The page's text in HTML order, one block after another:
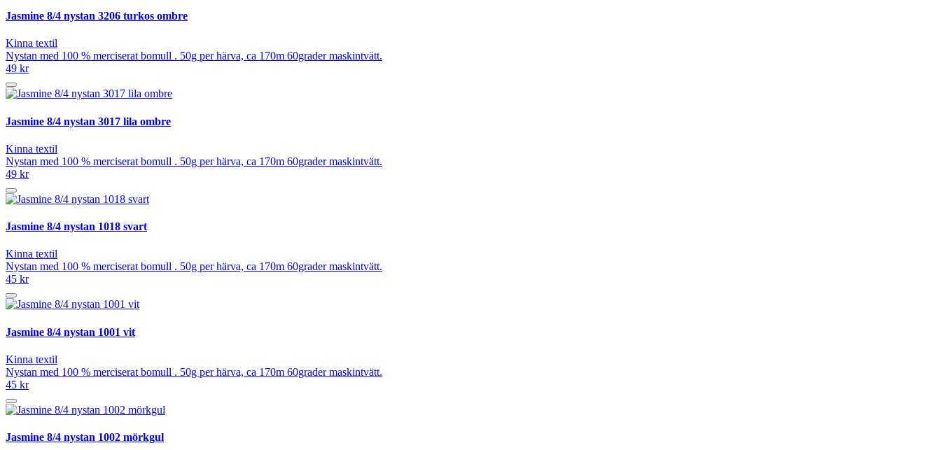
Jasmine 8/4 nystan 3206 turkos ombre
Kinna textil
Nystan med 100 % merciserat bomull . 50g per härva, ca 170m 60grader maskintvätt.
49 kr
Jasmine 8/4 nystan 3017 lila ombre
Kinna textil
Nystan med 100 % merciserat bomull . 50g per härva, ca 170m 60grader maskintvätt.
49 kr
Jasmine 8/4 nystan 1018 svart
Kinna textil
Nystan med 100 % merciserat bomull . 50g per härva, ca 170m 60grader maskintvätt.
45 kr
Jasmine 8/4 nystan 1001 vit
Kinna textil
Nystan med 100 % merciserat bomull . 50g per härva, ca 170m 60grader maskintvätt.
45 kr
Jasmine 8/4 nystan 1002 mörkgul